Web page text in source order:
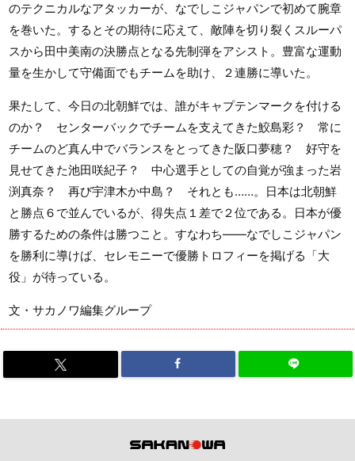
のテクニカルなアタッカーが、なでしこジャパンで初めて腕章
を巻いた。するとその期待に応えて、敵陣を切り裂くスルーパ
スから田中美南の決勝点となる先制弾をアシスト。豊富な運動
量を生かして守備面でもチームを助け、２連勝に導いた。
果たして、今日の北朝鮮では、誰がキャプテンマークを付ける
のか？ センターバックでチームを支えてきた鮫島彩？ 常に
チームのど真ん中でバランスをとってきた阪口夢穂？ 好守を
見せてきた池田咲紀子？ 中心選手としての自覚が強まった岩
渕真奈？ 再び宇津木か中島？ それとも……。日本は北朝鮮
と勝点６で並んでいるが、得失点１差で２位である。日本が優
勝するための条件は勝つこと。すなわち――なでしこジャパン
を勝利に導けば、セレモニーで優勝トロフィーを掲げる「大
役」が待っている。
文・サカノワ編集グループ